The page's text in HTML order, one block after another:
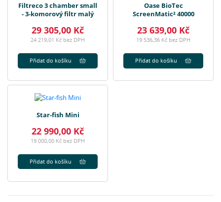
Filtreco 3 chamber small
- 3-komorový filtr malý
29 305,00 Kč
24 219,01 Kč bez DPH
Přidat do košíku
Oase BioTec
ScreenMatic² 40000
23 639,00 Kč
19 536,36 Kč bez DPH
Přidat do košíku
Star-fish Mini
22 990,00 Kč
19 000,00 Kč bez DPH
Přidat do košíku